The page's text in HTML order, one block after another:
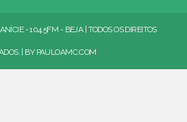
- 104.5FM - BEJA | TODOS OS DIREITOS
| BY PAULOAMC.COM